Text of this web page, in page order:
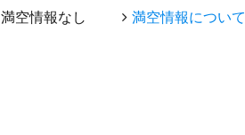
満空情報なし 満空情報について